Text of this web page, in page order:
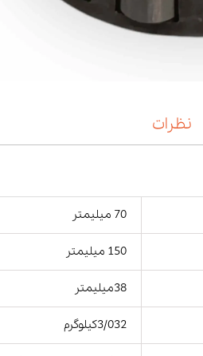
نظرات
70 میلیمتر
150 میلیمتر
38میلیمتر
3/032کیلوگرم